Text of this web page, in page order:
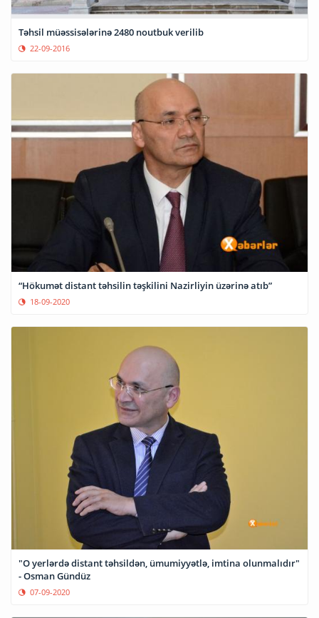
Təhsil müəssisələrinə 2480 noutbuk verilib
22-09-2016
“Hökumət distant təhsilin təşkilini Nazirliyin üzərinə atıb”
18-09-2020
"O yerlərdə distant təhsildən, ümumiyyətlə, imtina olunmalıdır"
- Osman Gündüz
07-09-2020